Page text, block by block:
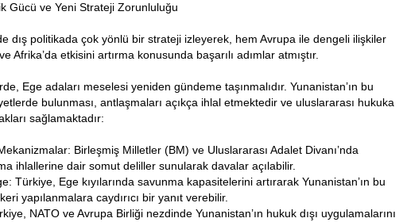
Gücü ve Yeni Strateji Zorunluluğu
dış politikada çok yönlü bir strateji izleyerek, hem Avrupa ile dengeli ilişkiler
Afrika’da etkisini artırma konusunda başarılı adımlar atmıştır.
Ege adaları meselesi yeniden gündeme taşınmalıdır. Yunanistan’ın bu
bulunması, antlaşmaları açıkça ihlal etmektedir ve uluslararası hukuka
sağlamaktadır:
Birleşmiş Milletler (BM) ve Uluslararası Adalet Divanı’nda
ihlallerine dair somut deliller sunularak davalar açılabilir.
Türkiye, Ege kıyılarında savunma kapasitelerini artırarak Yunanistan’ın bu
yapılanmalara caydırıcı bir yanıt verebilir.
NATO ve Avrupa Birliği nezdinde Yunanistan’ın hukuk dışı uygulamalarını